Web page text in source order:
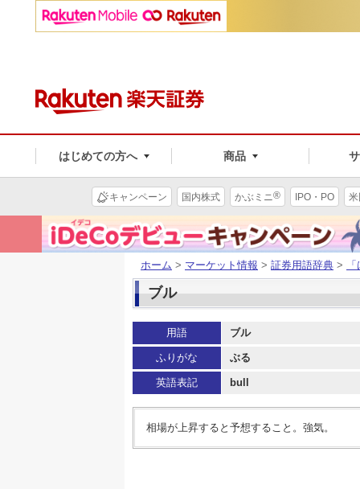
はじめての方へ 商品
キャンペーン 国内株式 かぶミニ® IPO・PO
ホーム > マーケット情報 > 証券用語辞典 >
ブル
用語 ブル
ふりがな ぶる
英語表記 bull
相場が上昇すると予想すること。強気。